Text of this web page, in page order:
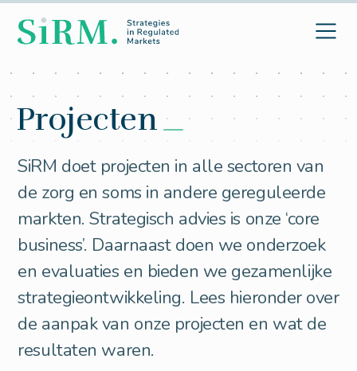
Projecten
SiRM doet projecten in alle sectoren van
de zorg en soms in andere gereguleerde
markten. Strategisch advies is onze ‘core
business’. Daarnaast doen we onderzoek
en evaluaties en bieden we gezamenlijke
strategieontwikkeling. Lees hieronder over
de aanpak van onze projecten en wat de
resultaten waren.